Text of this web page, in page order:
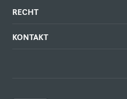
RECHT
KONTAKT